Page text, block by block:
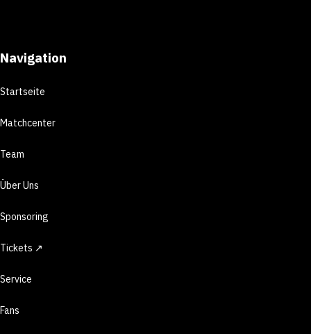
Navigation
Startseite
Matchcenter
Team
Über Uns
Sponsoring
Tickets ↗
Service
Fans